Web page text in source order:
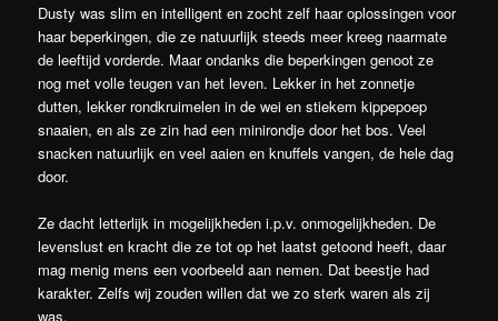
Dusty was slim en intelligent en zocht zelf haar oplossingen voor
haar beperkingen, die ze natuurlijk steeds meer kreeg naarmate
de leeftijd vorderde. Maar ondanks die beperkingen genoot ze
nog met volle teugen van het leven. Lekker in het zonnetje
dutten, lekker rondkruimelen in de wei en stiekem kippepoep
snaaien, en als ze zin had een minirondje door het bos. Veel
snacken natuurlijk en veel aaien en knuffels vangen, de hele dag
door.
Ze dacht letterlijk in mogelijkheden i.p.v. onmogelijkheden. De
levenslust en kracht die ze tot op het laatst getoond heeft, daar
mag menig mens een voorbeeld aan nemen. Dat beestje had
karakter. Zelfs wij zouden willen dat we zo sterk waren als zij
was.